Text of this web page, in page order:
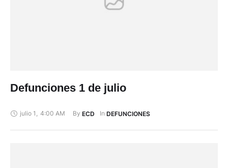
Defunciones 1 de julio
julio 1 , 4:00 AM By ECD In DEFUNCIONES